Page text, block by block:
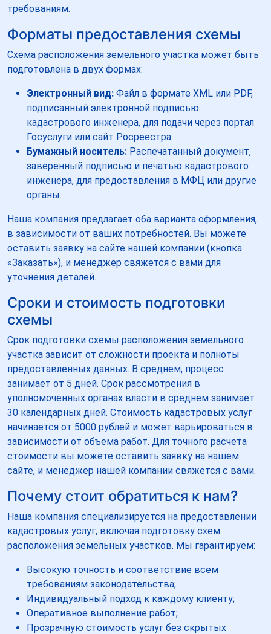
требованиям.
Форматы предоставления схемы
Схема расположения земельного участка может быть
подготовлена в двух формах:
Электронный вид: Файл в формате XML или PDF,
подписанный электронной подписью
кадастрового инженера, для подачи через портал
Госуслуги или сайт Росреестра.
Бумажный носитель: Распечатанный документ,
заверенный подписью и печатью кадастрового
инженера, для предоставления в МФЦ или другие
органы.
Наша компания предлагает оба варианта оформления,
в зависимости от ваших потребностей. Вы можете
оставить заявку на сайте нашей компании (кнопка
«Заказать»), и менеджер свяжется с вами для
уточнения деталей.
Сроки и стоимость подготовки
схемы
Срок подготовки схемы расположения земельного
участка зависит от сложности проекта и полноты
предоставленных данных. В среднем, процесс
занимает от 5 дней. Срок рассмотрения в
уполномоченных органах власти в среднем занимает
30 календарных дней. Стоимость кадастровых услуг
начинается от 5000 рублей и может варьироваться в
зависимости от объема работ. Для точного расчета
стоимости вы можете оставить заявку на нашем
сайте, и менеджер нашей компании свяжется с вами.
Почему стоит обратиться к нам?
Наша компания специализируется на предоставлении
кадастровых услуг, включая подготовку схем
расположения земельных участков. Мы гарантируем:
Высокую точность и соответствие всем
требованиям законодательства;
Индивидуальный подход к каждому клиенту;
Оперативное выполнение работ;
Прозрачную стоимость услуг без скрытых